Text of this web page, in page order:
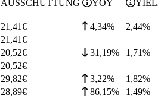
AUSSCHÜTTUNG YOY
21,41€ 4,34% 2,44%
21,41€
20,52€ 31,19% 1,71%
20,52€
29,82€ 3,22% 1,82%
28,89€ 86,15% 1,49%